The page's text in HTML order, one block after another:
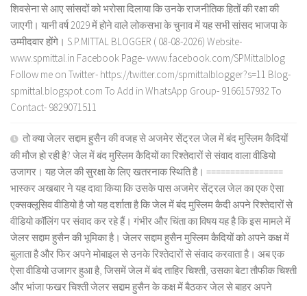
शिवसेना से आए सांसदों को भरोसा दिलाया कि उनके राजनीतिक हितों की रक्षा की
जाएगी। यानी वर्ष 2029 में होने वाले लोकसभा के चुनाव में यह सभी सांसद भाजपा के
उम्मीदवार होंगे। S.P.MITTAL BLOGGER ( 08-08-2026) Website-
www.spmittal.in Facebook Page- www.facebook.com/SPMittalblog
Follow me on Twitter- https://twitter.com/spmittalblogger?s=11 Blog-
spmittal.blogspot.com To Add in WhatsApp Group- 9166157932 To
Contact- 9829071511
तो क्या जेलर सद्दाम हुसैन की वजह से अजमेर सेंट्रल जेल में बंद मुस्लिम कैदियों
की मौज हो रही है? जेल में बंद मुस्लिम कैदियों का रिश्तेदारों से संवाद वाला वीडियो
उजागर। यह जेल की सुरक्षा के लिए खतरनाक स्थिति है। ================
भास्कर अखबार ने यह दावा किया कि उसके पास अजमेर सेंट्रल जेल का एक ऐसा
एक्सक्लूसिव वीडियो है जो यह दर्शाता है कि जेल में बंद मुस्लिम कैदी अपने रिश्तेदारों से
वीडियो कॉलिंग पर संवाद कर रहे हैं। गंभीर और चिंता का विषय यह है कि इस मामले में
जेलर सद्दाम हुसैन की भूमिका है। जेलर सद्दाम हुसैन मुस्लिम कैदियों को अपने कक्ष में
बुलाता है और फिर अपने मोबाइल से उनके रिश्तेदारों से संवाद करवाता है। अब एक
ऐसा वीडियो उजागर हुआ है, जिसमें जेल में बंद ताहिर चिश्ती, उसका बेटा तौफीक चिश्ती
और भांजा फखर चिश्ती जेलर सद्दाम हुसैन के कक्ष में बैठकर जेल से बाहर अपने